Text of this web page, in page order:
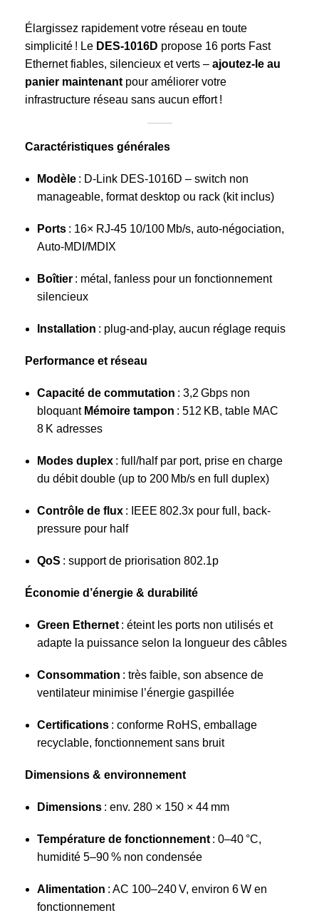
Élargissez rapidement votre réseau en toute
simplicité ! Le DES‑1016D propose 16 ports Fast
Ethernet fiables, silencieux et verts – ajoutez‑le au
panier maintenant pour améliorer votre
infrastructure réseau sans aucun effort !
Caractéristiques générales
Modèle : D‑Link DES‑1016D – switch non
manageable, format desktop ou rack (kit inclus)
Ports : 16× RJ‑45 10/100 Mb/s, auto‑négociation,
Auto‑MDI/MDIX
Boîtier : métal, fanless pour un fonctionnement
silencieux
Installation : plug‑and‑play, aucun réglage requis
Performance et réseau
Capacité de commutation : 3,2 Gbps non
bloquant Mémoire tampon : 512 KB, table MAC
8 K adresses
Modes duplex : full/half par port, prise en charge
du débit double (up to 200 Mb/s en full duplex)
Contrôle de flux : IEEE 802.3x pour full, back-
pressure pour half
QoS : support de priorisation 802.1p
Économie d’énergie & durabilité
Green Ethernet : éteint les ports non utilisés et
adapte la puissance selon la longueur des câbles
Consommation : très faible, son absence de
ventilateur minimise l’énergie gaspillée
Certifications : conforme RoHS, emballage
recyclable, fonctionnement sans bruit
Dimensions & environnement
Dimensions : env. 280 × 150 × 44 mm
Température de fonctionnement : 0–40 °C,
humidité 5–90 % non condensée
Alimentation : AC 100–240 V, environ 6 W en
fonctionnement